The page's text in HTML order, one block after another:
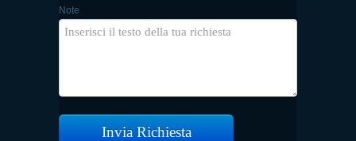
Note
Invia Richiesta